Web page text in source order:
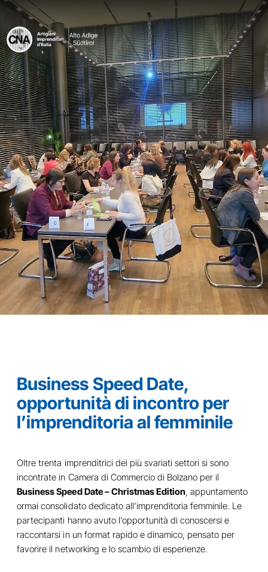
Business Speed Date,
opportunità di incontro per
l’imprenditoria al femminile
Oltre trenta imprenditrici dei più svariati settori si sono
incontrate in Camera di Commercio di Bolzano per il
Business Speed Date – Christmas Edition, appuntamento
ormai consolidato dedicato all’imprenditoria femminile. Le
partecipanti hanno avuto l’opportunità di conoscersi e
raccontarsi in un format rapido e dinamico, pensato per
favorire il networking e lo scambio di esperienze.